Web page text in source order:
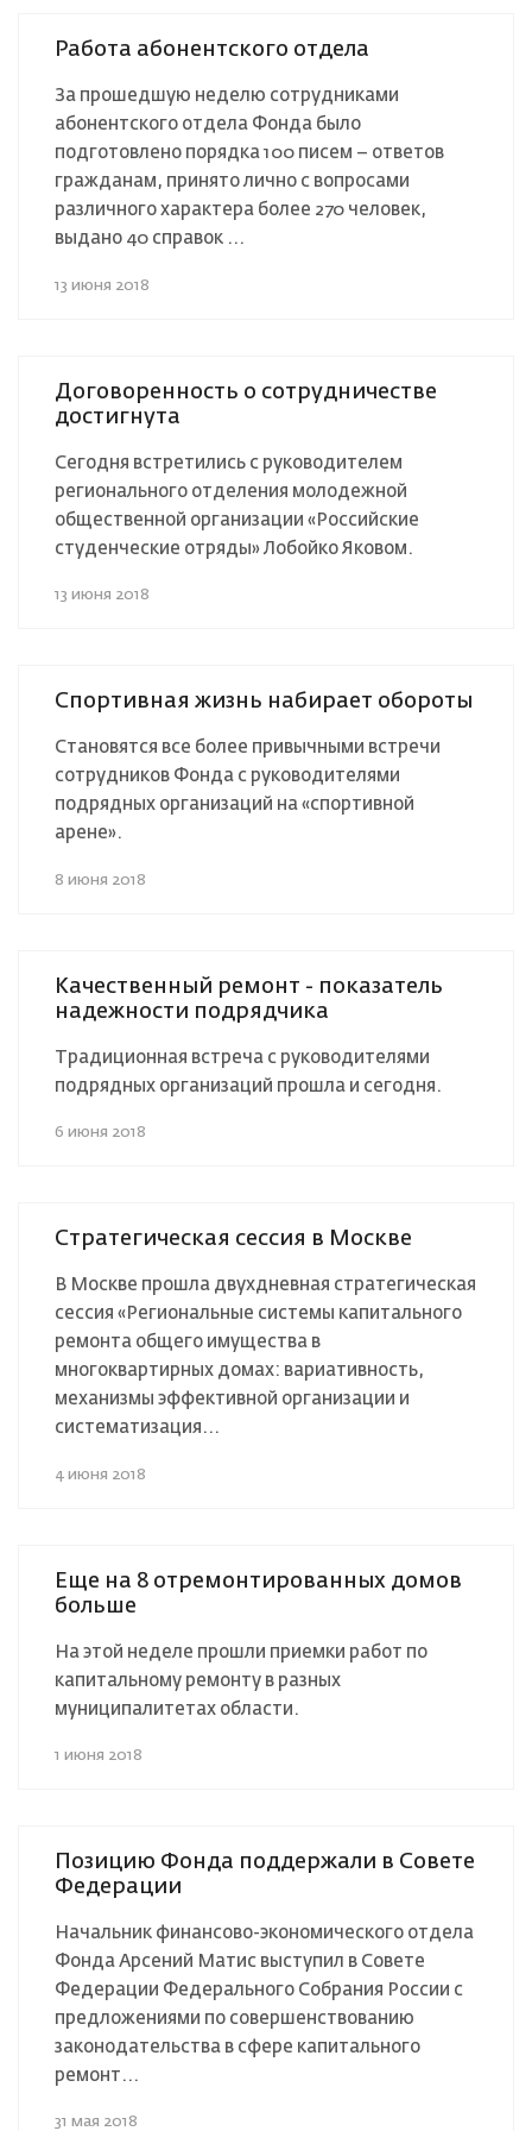
Работа абонентского отдела
За прошедшую неделю сотрудниками
абонентского отдела Фонда было
подготовлено порядка 100 писем – ответов
гражданам, принято лично с вопросами
различного характера более 270 человек,
выдано 40 справок ...
13 июня 2018
Договоренность о сотрудничестве
достигнута
Сегодня встретились с руководителем
регионального отделения молодежной
общественной организации «Российские
студенческие отряды» Лобойко Яковом.
13 июня 2018
Спортивная жизнь набирает обороты
Становятся все более привычными встречи
сотрудников Фонда с руководителями
подрядных организаций на «спортивной
арене».
8 июня 2018
Качественный ремонт - показатель
надежности подрядчика
Традиционная встреча с руководителями
подрядных организаций прошла и сегодня.
6 июня 2018
Стратегическая сессия в Москве
В Москве прошла двухдневная стратегическая
сессия «Региональные системы капитального
ремонта общего имущества в
многоквартирных домах: вариативность,
механизмы эффективной организации и
систематизация...
4 июня 2018
Еще на 8 отремонтированных домов
больше
На этой неделе прошли приемки работ по
капитальному ремонту в разных
муниципалитетах области.
1 июня 2018
Позицию Фонда поддержали в Совете
Федерации
Начальник финансово-экономического отдела
Фонда Арсений Матис выступил в Совете
Федерации Федерального Собрания России с
предложениями по совершенствованию
законодательства в сфере капитального
ремонт...
31 мая 2018